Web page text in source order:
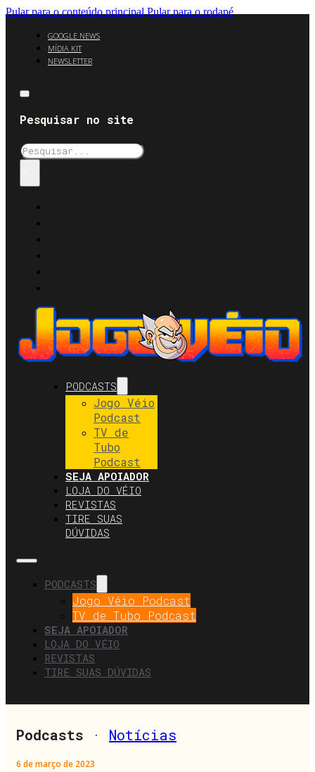
Pular para o conteúdo principal Pular para o rodapé
GOOGLE NEWS
MÍDIA KIT
NEWSLETTER
Pesquisar no site
Pesquisar
PODCASTS
Jogo Véio
Podcast
TV de
Tubo
Podcast
SEJA APOIADOR
LOJA DO VÉIO
REVISTAS
TIRE SUAS
DÚVIDAS
PODCASTS
Jogo Véio Podcast
TV de Tubo Podcast
SEJA APOIADOR
LOJA DO VÉIO
REVISTAS
TIRE SUAS DÚVIDAS
Podcasts · Notícias
6 de março de 2023